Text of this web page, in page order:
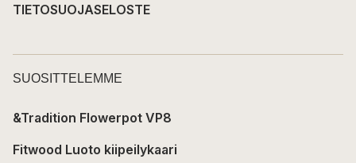
TIETOSUOJASELOSTE
SUOSITTELEMME
&Tradition Flowerpot VP8
Fitwood Luoto kiipeilykaari